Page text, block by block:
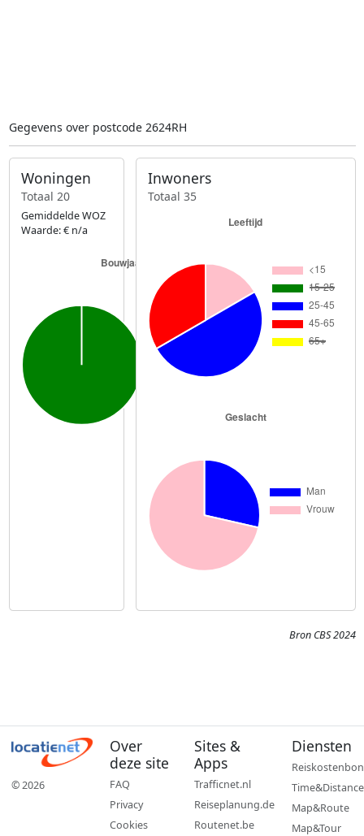
Gegevens over postcode 2624RH
Woningen
Totaal 20
Gemiddelde WOZ
Waarde: € n/a
Inwoners
Totaal 35
Bron CBS 2024
© 2026
Over
deze site
FAQ
Privacy
Cookies
Sites &
Apps
Trafficnet.nl
Reiseplanung.de
Routenet.be
Diensten
Reiskostenbon
Time&Distance
Map&Route
Map&Tour